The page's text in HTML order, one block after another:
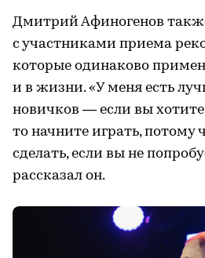
Дмитрий Афиногенов
с участниками приема
которые одинаково
и в жизни. «У меня есть
новичков — если вы
то начните играть, потому
сделать, если вы не
рассказал он.